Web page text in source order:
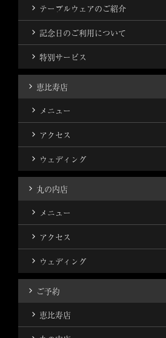
テーブルウェアのご紹介
記念日のご利用について
特別サービス
恵比寿店
メニュー
アクセス
ウェディング
丸の内店
メニュー
アクセス
ウェディング
ご予約
恵比寿店